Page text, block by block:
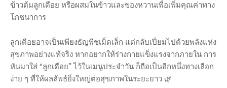
ข้าวต้มลูกเดือย หรือผสมในข้าวและของหวานเพื่อเพิ่มคุณค่าทาง
โภชนาการ
ลูกเดือยอาจเป็นเพียงธัญพืชเม็ดเล็ก แต่กลับเปี่ยมไปด้วยพลังแห่ง
สุขภาพอย่างแท้จริง หากอยากให้ร่างกายแข็งแรงจากภายใน การ
หันมาใส่ “ลูกเดือย” ไว้ในเมนูประจำวัน ก็ถือเป็นอีกหนึ่งทางเลือก
ง่าย ๆ ที่ให้ผลลัพธ์ยิ่งใหญ่ต่อสุขภาพในระยะยาว 🌿